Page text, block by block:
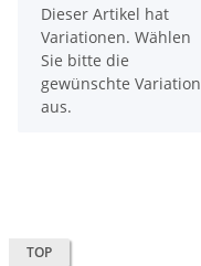
x
Dieser Artikel hat
Variationen. Wählen
Sie bitte die
gewünschte Variation
aus.
TOP